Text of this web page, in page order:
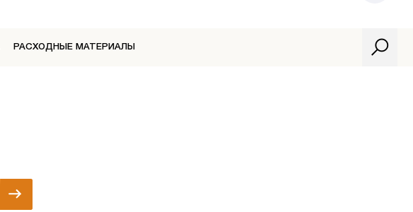
РАСХОДНЫЕ МАТЕРИАЛЫ